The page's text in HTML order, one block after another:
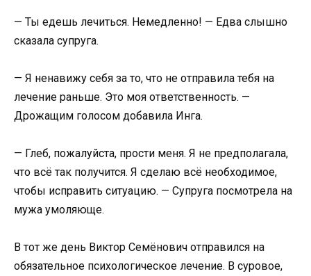
— Ты едешь лечиться. Немедленно! — Едва слышно
сказала супруга.
— Я ненавижу себя за то, что не отправила тебя на
лечение раньше. Это моя ответственность. —
Дрожащим голосом добавила Инга.
— Глеб, пожалуйста, прости меня. Я не предполагала,
что всё так получится. Я сделаю всё необходимое,
чтобы исправить ситуацию. — Супруга посмотрела на
мужа умоляюще.
В тот же день Виктор Семёнович отправился на
обязательное психологическое лечение. В суровое,